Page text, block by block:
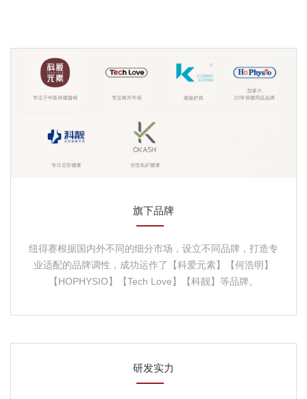
旗下品牌
纽得赛根据国内外不同的细分市场，设立不同品牌，打造专
业适配的品牌调性，成功运作了【科爱元素】【何浩明】
【HOPHYSIO】【Tech Love】【科靓】等品牌。
研发实力